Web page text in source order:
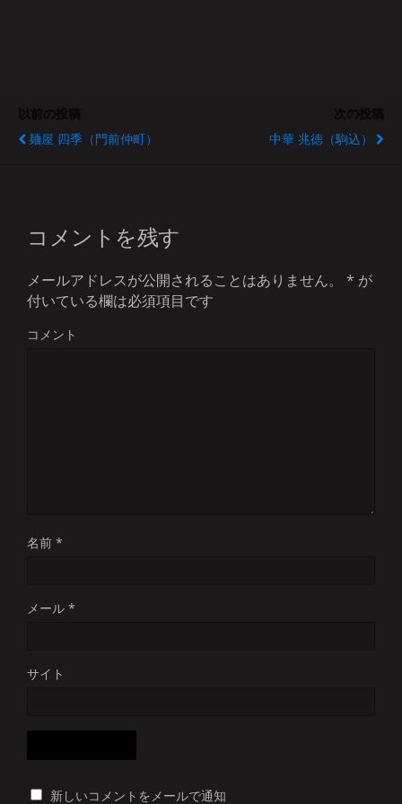
麺屋 四季（門前仲町）
中華 兆徳（駒込）
コメントを残す
メールアドレスが公開されることはありません。 * が
付いている欄は必須項目です
コメント
名前 *
メール *
サイト
新しいコメントをメールで通知